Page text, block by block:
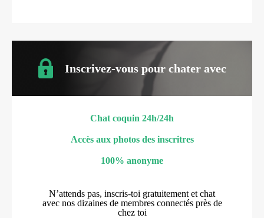
Inscrivez-vous pour chater avec
Chat coquin 24h/24h
Accès aux photos des inscritres
100% anonyme
N’attends pas, inscris-toi gratuitement et chat
avec nos dizaines de membres connectés près de
chez toi